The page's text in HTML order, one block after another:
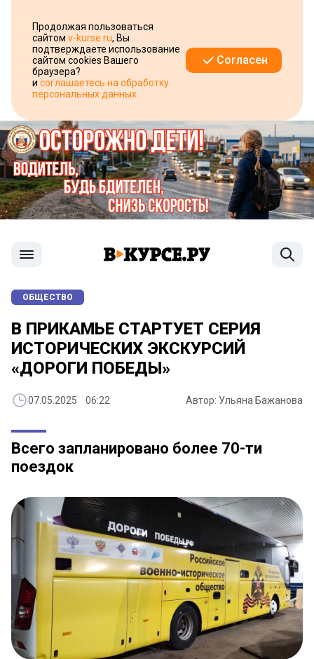
Продолжая пользоваться
сайтом v-kurse.ru, Вы
подтверждаете использование
сайтом cookies Вашего
браузера?
и соглашаетесь на обработку
персональных данных
Согласен
ОБЩЕСТВО
В ПРИКАМЬЕ СТАРТУЕТ СЕРИЯ
ИСТОРИЧЕСКИХ ЭКСКУРСИЙ
«ДОРОГИ ПОБЕДЫ»
07.05.2025 06:22 Автор: Ульяна Бажанова
Всего запланировано более 70-ти
поездок